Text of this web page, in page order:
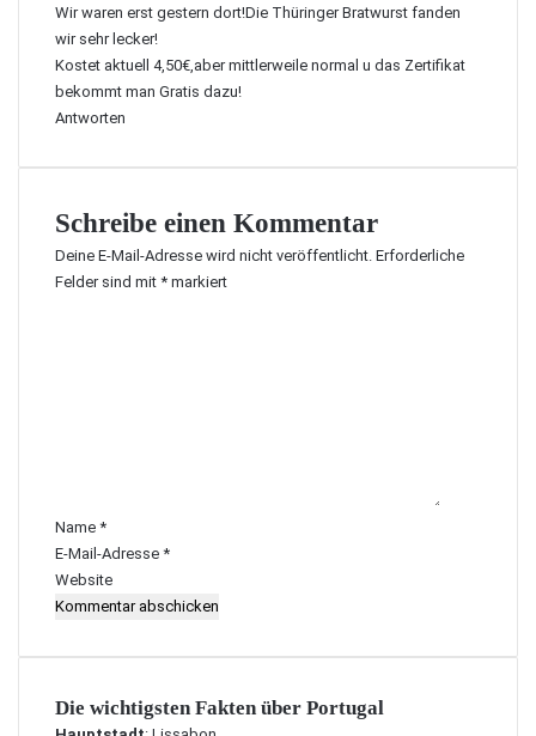
g
t
:
Wir waren erst gestern dort!Die Thüringer Bratwurst fanden
wir sehr lecker!
Kostet aktuell 4,50€,aber mittlerweile normal u das Zertifikat
bekommt man Gratis dazu!
Antworten
Schreibe einen Kommentar
Deine E-Mail-Adresse wird nicht veröffentlicht. Erforderliche
Felder sind mit * markiert
r
*
Name *
E-Mail-Adresse *
Website
Die wichtigsten Fakten über Portugal